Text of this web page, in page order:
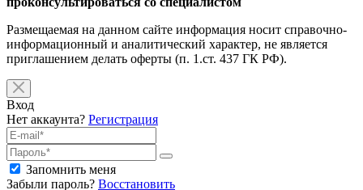
Размещаемая на данном сайте информация носит справочно-
информационный и аналитический характер, не является
приглашением делать оферты (п. 1.ст. 437 ГК РФ).
Вход
Нет аккаунта? Регистрация
Запомнить меня
Забыли пароль? Восстановить